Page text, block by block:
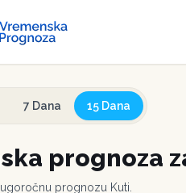
7 Dana 15 Dana
prognoza
prognozu Kuti